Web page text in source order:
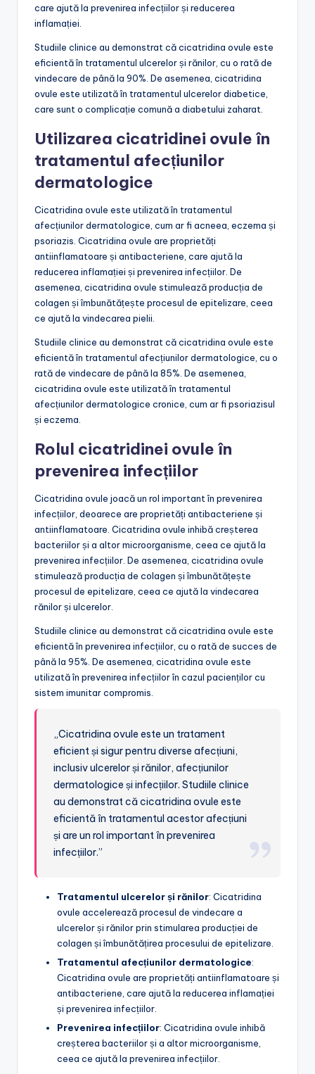
care ajută la prevenirea infecțiilor și reducerea
inflamației.
Studiile clinice au demonstrat că cicatridina ovule este
eficientă în tratamentul ulcerelor și rănilor, cu o rată de
vindecare de până la 90%. De asemenea, cicatridina
ovule este utilizată în tratamentul ulcerelor diabetice,
care sunt o complicație comună a diabetului zaharat.
Utilizarea cicatridinei ovule în
tratamentul afecțiunilor
dermatologice
Cicatridina ovule este utilizată în tratamentul
afecțiunilor dermatologice, cum ar fi acneea, eczema și
psoriazis. Cicatridina ovule are proprietăți
antiinflamatoare și antibacteriene, care ajută la
reducerea inflamației și prevenirea infecțiilor. De
asemenea, cicatridina ovule stimulează producția de
colagen și îmbunătățește procesul de epitelizare, ceea
ce ajută la vindecarea pielii.
Studiile clinice au demonstrat că cicatridina ovule este
eficientă în tratamentul afecțiunilor dermatologice, cu o
rată de vindecare de până la 85%. De asemenea,
cicatridina ovule este utilizată în tratamentul
afecțiunilor dermatologice cronice, cum ar fi psoriazisul
și eczema.
Rolul cicatridinei ovule în
prevenirea infecțiilor
Cicatridina ovule joacă un rol important în prevenirea
infecțiilor, deoarece are proprietăți antibacteriene și
antiinflamatoare. Cicatridina ovule inhibă creșterea
bacteriilor și a altor microorganisme, ceea ce ajută la
prevenirea infecțiilor. De asemenea, cicatridina ovule
stimulează producția de colagen și îmbunătățește
procesul de epitelizare, ceea ce ajută la vindecarea
rănilor și ulcerelor.
Studiile clinice au demonstrat că cicatridina ovule este
eficientă în prevenirea infecțiilor, cu o rată de succes de
până la 95%. De asemenea, cicatridina ovule este
utilizată în prevenirea infecțiilor în cazul pacienților cu
sistem imunitar compromis.
„Cicatridina ovule este un tratament
eficient și sigur pentru diverse afecțiuni,
inclusiv ulcerelor și rănilor, afecțiunilor
dermatologice și infecțiilor. Studiile clinice
au demonstrat că cicatridina ovule este
eficientă în tratamentul acestor afecțiuni
și are un rol important în prevenirea
infecțiilor.”
Tratamentul ulcerelor și rănilor: Cicatridina
ovule accelerează procesul de vindecare a
ulcerelor și rănilor prin stimularea producției de
colagen și îmbunătățirea procesului de epitelizare.
Tratamentul afecțiunilor dermatologice:
Cicatridina ovule are proprietăți antiinflamatoare și
antibacteriene, care ajută la reducerea inflamației
și prevenirea infecțiilor.
Prevenirea infecțiilor: Cicatridina ovule inhibă
creșterea bacteriilor și a altor microorganisme,
ceea ce ajută la prevenirea infecțiilor.